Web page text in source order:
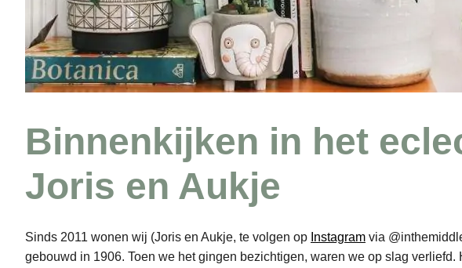
Binnenkijken in het
Joris en Aukje
Sinds 2011 wonen wij (Joris en Aukje, te volgen op Instagram via
gebouwd in 1906. Toen we het gingen bezichtigen, waren we op slag